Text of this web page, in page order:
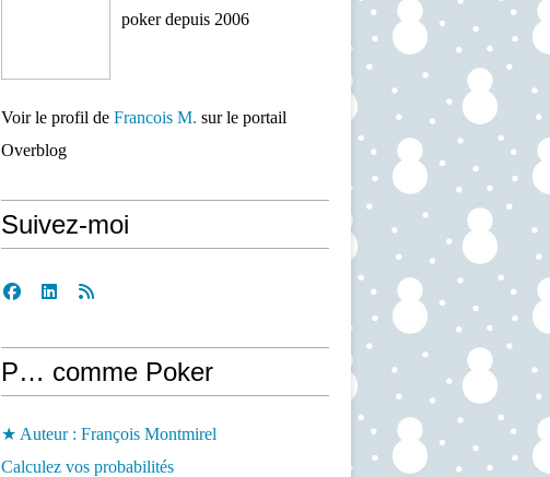
poker depuis 2006
Voir le profil de Francois M. sur le portail
Overblog
Suivez-moi
P… comme Poker
★ Auteur : François Montmirel
Calculez vos probabilités